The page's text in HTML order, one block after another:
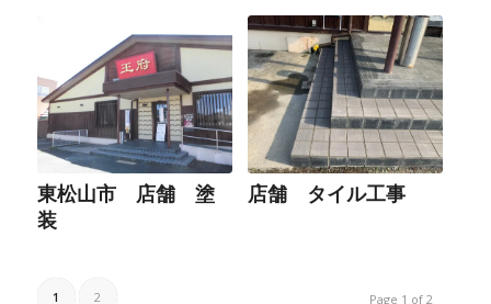
東松山市 店舗 塗
装
店舗 タイル工事
Page 1 of 2
1 2